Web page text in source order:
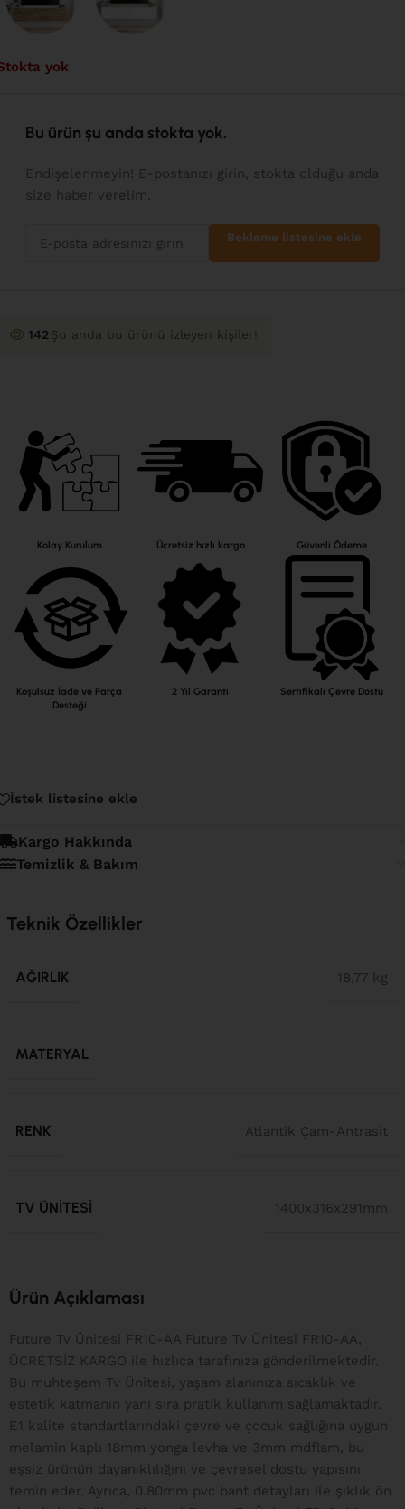
yok
Bu ürün şu anda stokta yok.
Endişelenmeyin! E-postanızı girin, stokta olduğu anda
size haber verelim.
Bekleme listesine ekle
139 Şu anda bu ürünü izleyen kişiler!
Kolay Kurulum
Koşulsuz İade ve Parça
Desteği
Ücretsiz hızlı kargo
2 Yıl Garanti
Güvenli Ödeme
Sertifikalı Çevre Dostu
İstek listesine ekle
Kargo Hakkında
Temizlik & Bakım
Teknik Özellikler
AĞIRLIK 18,77 kg
MATERYAL
RENK Atlantik Çam-Antrasit
TV ÜNITESI 1400x316x291mm
Ürün Açıklaması
Future Tv Ünitesi FR10-AA Future Tv Ünitesi FR10-AA,
ÜCRETSİZ KARGO ile hızlıca tarafınıza gönderilmektedir.
Bu muhteşem Tv Ünitesi, yaşam alanınıza sıcaklık ve
estetik katmanın yanı sıra pratik kullanım sağlamaktadır.
E1 kalite standartlarındaki çevre ve çocuk sağlığına uygun
melamin kaplı 18mm yonga levha ve 3mm mdflam, bu
eşsiz ürünün dayanıklılığını ve çevresel dostu yapısını
temin eder. Ayrıca, 0.80mm pvc bant detayları ile şıklık ön